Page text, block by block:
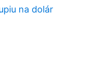
na dolár